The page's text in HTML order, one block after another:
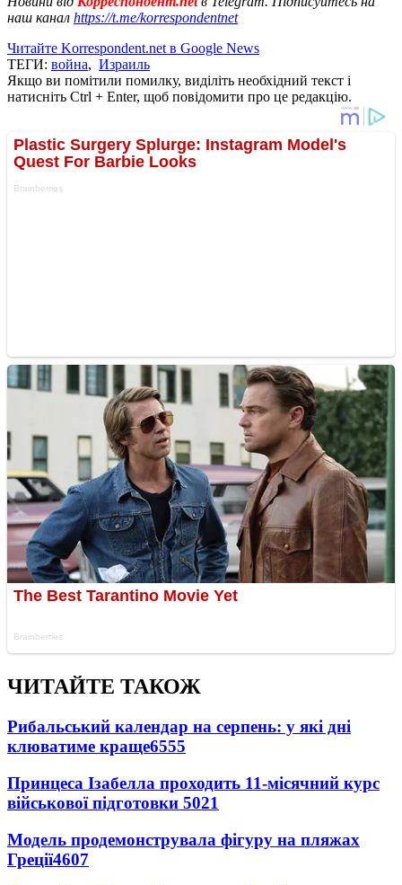
наш канал https://t.me/korrespondentnet
Читайте Korrespondent.net в Google News
ТЕГИ: война, Израиль
Якщо ви помітили помилку, виділіть необхідний текст і
натисніть Ctrl + Enter, щоб повідомити про це редакцію.
ЧИТАЙТЕ ТАКОЖ
Рибальський календар на серпень: у які дні
клюватиме краще6555
Принцеса Ізабелла проходить 11-місячний курс
військової підготовки 5021
Модель продемонструвала фігуру на пляжах
Греції4607